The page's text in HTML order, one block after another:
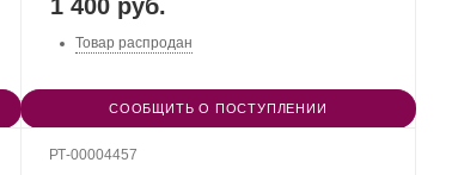
1 400 руб.
Товар распродан
СООБЩИТЬ О ПОСТУПЛЕНИИ
РТ-00004457